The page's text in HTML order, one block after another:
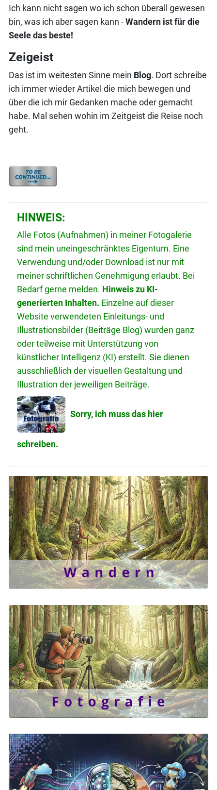
Ich kann nicht sagen wo ich schon überall gewesen
bin, was ich aber sagen kann -Wandern ist für die
Seele das beste!
Zeigeist
Das ist im weitesten Sinne mein Blog. Dort schreibe
ich immer wieder Artikel die mich bewegen und
über die ich mir Gedanken mache oder gemacht
habe. Mal sehen wohin im Zeitgeist die Reise noch
geht.
HINWEIS:
Alle Fotos (Aufnahmen) in meiner Fotogalerie
sind mein uneingeschränktes Eigentum. Eine
Verwendung und/oder Download ist nur mit
meiner schriftlichen Genehmigung erlaubt. Bei
Bedarf gerne melden. Hinweis zu KI-
generierten Inhalten. Einzelne auf dieser
Website verwendeten Einleitungs- und
Illustrationsbilder (Beiträge Blog) wurden ganz
oder teilweise mit Unterstützung von
künstlicher Intelligenz (KI) erstellt. Sie dienen
ausschließlich der visuellen Gestaltung und
Illustration der jeweiligen Beiträge.
Sorry, ich muss das hier
schreiben.